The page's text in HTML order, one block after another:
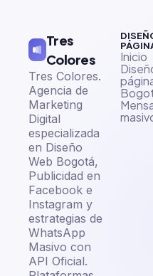
Tres
Colores
Tres Colores.
Agencia de
Marketing
Digital
especializada
en Diseño
Web Bogotá,
Publicidad en
Facebook e
Instagram y
estrategias de
WhatsApp
Masivo con
API Oficial.
Inicio